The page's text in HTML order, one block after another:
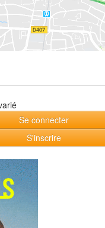
Se connecter
S'inscrire